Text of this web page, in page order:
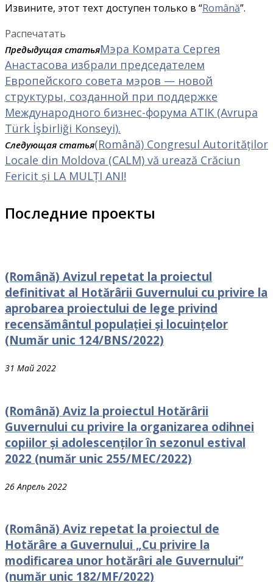
Извините, этот техт доступен только в “Română”.
Распечатать
Предыдущая статьяМэра Комрата Сергея
Анастасова избрали председателем
Европейского совета мэров — новой
структуры, созданной при поддержке
Международного бизнес-форума ATIK (Avrupa
Türk İşbirliği Konseyi).
Следующая статья(Română) Congresul Autorităților
Locale din Moldova (CALM) vă urează Crăciun
Fericit și LA MULȚI ANI!
Последние проекты
(Română) Avizul repetat la proiectul
definitivat al Hotărârii Guvernului cu privire la
aprobarea proiectului de lege privind
recensământul populației și locuințelor
(Număr unic 124/BNS/2022)
31 Май 2022
(Română) Aviz la proiectul Hotărârii
Guvernului cu рrivire la organizarea odihnei
сорiilоr și adolescenților în sezonul estival
2022 (număr unic 255/MEC/2022)
26 Апрель 2022
(Română) Aviz repetat la proiectul de
Hotărâre a Guvernului „Cu privire la
modificarea unor hotărâri ale Guvernului”
(număr unic 182/MF/2022)